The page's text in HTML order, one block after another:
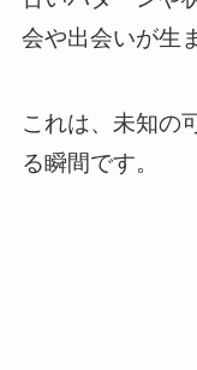
会や出会いが生
これは、未知の
る瞬間です。